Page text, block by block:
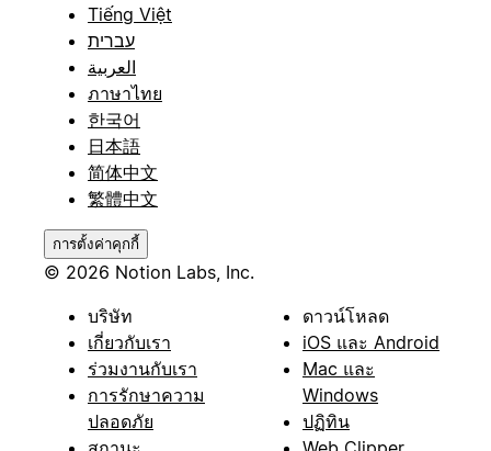
Tiếng Việt
עברית
العربية
ภาษาไทย
한국어
日本語
简体中文
繁體中文
การตั้งค่าคุกกี้
© 2026 Notion Labs, Inc.
บริษัท
เกี่ยวกับเรา
ร่วมงานกับเรา
การรักษาความ
ปลอดภัย
ดาวน์โหลด
iOS และ Android
Mac และ
Windows
ปฏิทิน